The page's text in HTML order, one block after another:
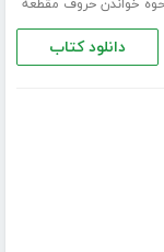
خواندن حروف مقطعه
دانلود کتاب